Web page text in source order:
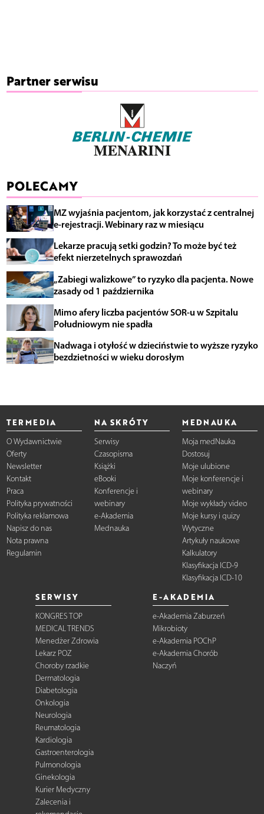
Partner serwisu
POLECAMY
MZ wyjaśnia pacjentom, jak korzystać z centralnej
e-rejestracji. Webinary raz w miesiącu
Lekarze pracują setki godzin? To może być też
efekt nierzetelnych sprawozdań
„Zabiegi walizkowe” to ryzyko dla pacjenta. Nowe
zasady od 1 października
Mimo afery liczba pacjentów SOR-u w Szpitalu
Południowym nie spadła
Nadwaga i otyłość w dzieciństwie to wyższe ryzyko
bezdzietności w wieku dorosłym
TERMEDIA
O Wydawnictwie
Oferty
Newsletter
Kontakt
Praca
Polityka prywatności
Polityka reklamowa
Napisz do nas
Nota prawna
Regulamin
NA SKRÓTY
Serwisy
Czasopisma
Książki
eBooki
Konferencje i
webinary
e-Akademia
Mednauka
MEDNAUKA
Moja medNauka
Dostosuj
Moje ulubione
Moje konferencje i
webinary
Moje wykłady video
Moje kursy i quizy
Wytyczne
Artykuły naukowe
Kalkulatory
Klasyfikacja ICD-9
Klasyfikacja ICD-10
SERWISY
KONGRES TOP
MEDICAL TRENDS
Menedżer Zdrowia
Lekarz POZ
Choroby rzadkie
Dermatologia
Diabetologia
Onkologia
Neurologia
Reumatologia
Kardiologia
Gastroenterologia
Pulmonologia
Ginekologia
Kurier Medyczny
Zalecenia i
E-AKADEMIA
e-Akademia Zaburzeń
Mikrobioty
e-Akademia POChP
e-Akademia Chorób
Naczyń